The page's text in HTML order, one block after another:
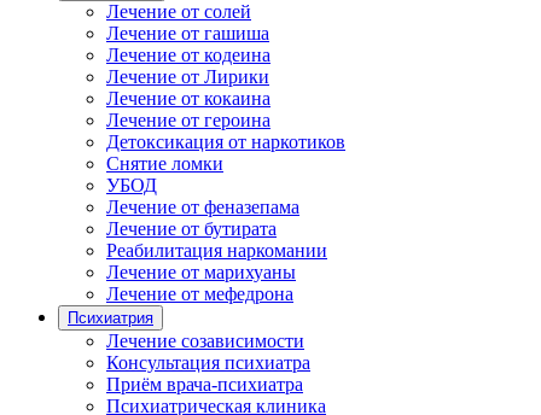
Лечение от солей
Лечение от гашиша
Лечение от кодеина
Лечение от Лирики
Лечение от кокаина
Лечение от героина
Детоксикация от наркотиков
Снятие ломки
УБОД
Лечение от феназепама
Лечение от бутирата
Реабилитация наркомании
Лечение от марихуаны
Лечение от мефедрона
Психиатрия
Лечение созависимости
Консультация психиатра
Приём врача-психиатра
Психиатрическая клиника